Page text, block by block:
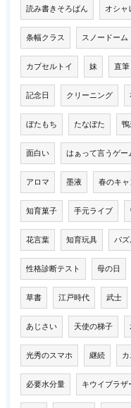
読み書きそろばん オシャ
条幅クラス スノードーム
カプセルトイ 妹 直筆
記念日 クリーニング
ぼたもち たなぼた 鴨
面白い はぁって言うゲー
アロマ 墨液 春のキャ
知育菓子 手元ライブ
花言葉 知育玩具 パズ
性格診断テスト 母の日
草書 江戸時代 武士
あじさい 天使の梯子
光秀のスマホ 継続
必要水分量 キウイブラザ